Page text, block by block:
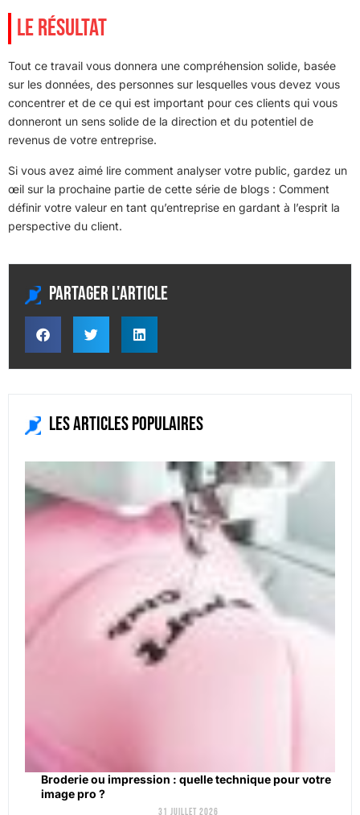
LE RÉSULTAT
Tout ce travail vous donnera une compréhension solide, basée
sur les données, des personnes sur lesquelles vous devez vous
concentrer et de ce qui est important pour ces clients qui vous
donneront un sens solide de la direction et du potentiel de
revenus de votre entreprise.
Si vous avez aimé lire comment analyser votre public, gardez un
œil sur la prochaine partie de cette série de blogs : Comment
définir votre valeur en tant qu’entreprise en gardant à l’esprit la
perspective du client.
Partager l'article
Les articles populaires
Broderie ou impression : quelle technique pour votre
image pro ?
31 juillet 2026